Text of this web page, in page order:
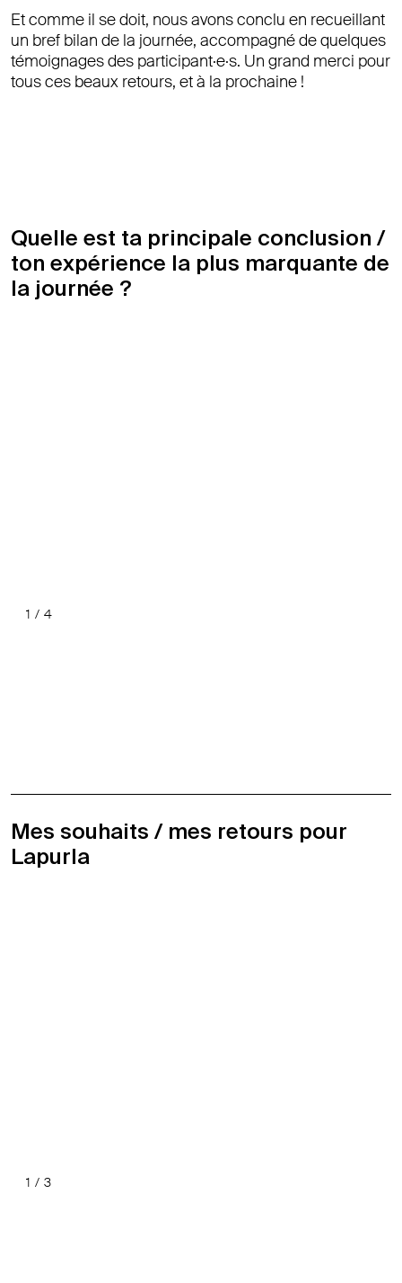
Et comme il se doit, nous avons conclu en recueillant
un bref bilan de la journée, accompagné de quelques
témoignages des participant·e·s. Un grand merci pour
tous ces beaux retours, et à la prochaine !
Quelle est ta principale conclusion /
ton expérience la plus marquante de
la journée ?
1 / 4
Mes souhaits / mes retours pour
Lapurla
1 / 3